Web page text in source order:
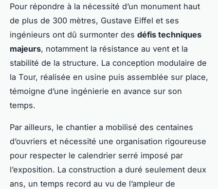
Pour répondre à la nécessité d’un monument haut
de plus de 300 mètres, Gustave Eiffel et ses
ingénieurs ont dû surmonter des défis techniques
majeurs, notamment la résistance au vent et la
stabilité de la structure. La conception modulaire de
la Tour, réalisée en usine puis assemblée sur place,
témoigne d’une ingénierie en avance sur son
temps.
Par ailleurs, le chantier a mobilisé des centaines
d’ouvriers et nécessité une organisation rigoureuse
pour respecter le calendrier serré imposé par
l’exposition. La construction a duré seulement deux
ans, un temps record au vu de l’ampleur de